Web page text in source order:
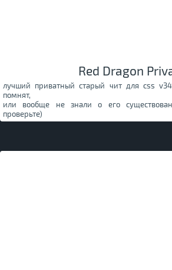
Red Dragon
лучший приватный старый чит для css
помнят,
или вообще не знали о его
проверьте)